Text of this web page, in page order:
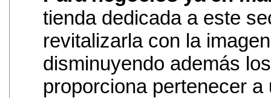
tienda dedicada a este
revitalizarla con la
disminuyendo además
proporciona pertenecer a